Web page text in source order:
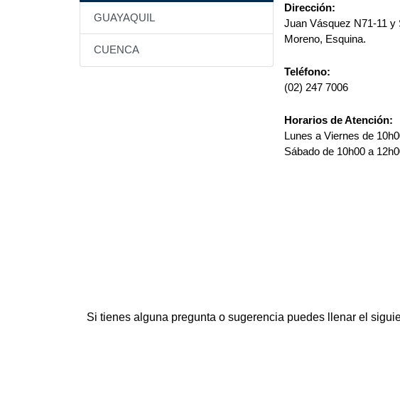
GUAYAQUIL
CUENCA
Dirección:
Juan Vásquez N71-11 y
Moreno, Esquina.
Teléfono:
(02) 247 7006
Horarios de Atención:
Lunes a Viernes de
Sábado de 10h00 a
Si tienes alguna pregunta o sugerencia puedes llenar el